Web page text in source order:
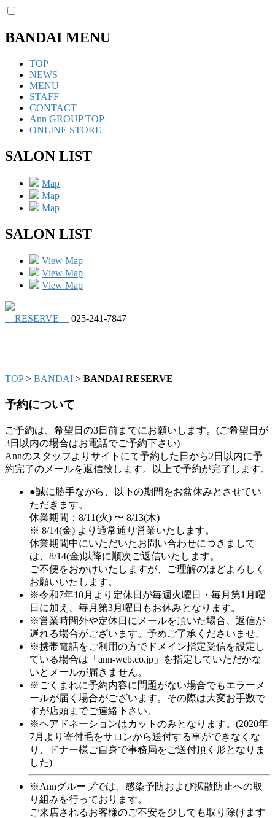
BANDAI MENU
TOP
NEWS
MENU
STAFF
CONTACT
Ann GROUP TOP
ONLINE STORE
SALON LIST
Map
Map
Map
SALON LIST
View Map
View Map
View Map
RESERVE 025-241-7847
TOP> BANDAI > BANDAI RESERVE
予約について
ご予約は、希望日の3日前までにお願いします。(ご希望日が
3日以内の場合はお電話でご予約下さい)
Annのスタッフよりサイトにて予約した日から2日以内に予
約完了のメールを返信致します。以上で予約が完了します。
●誠に勝手ながら、以下の期間をお盆休みとさせてい
ただきます。
休業期間：8/11(火) 〜 8/13(木)
※ 8/14(金) より通常通り営業いたします。
休業期間中にいただいたお問い合わせにつきまして
は、8/14(金)以降に順次ご返信いたします。
ご不便をおかけいたしますが、ご理解のほどよろしく
お願いいたします。
※令和7年10月より定休日が毎週火曜日・毎月第1月曜
日に加え、毎月第3月曜日もお休みとなります。
※営業時間外や定休日にメールを頂いた場合、返信が
遅れる場合がございます。予めご了承くださいませ。
※携帯電話をご利用の方でドメイン指定受信を設定し
ている場合は「ann-web.co.jp」を指定していただかな
いとメールが届きません。
※ごくまれに予約内容に問題がない場合でもエラーメ
ールが届く場合がございます。その際は大変お手数で
すが店頭までご連絡下さい。
※ヘアドネーションはカットのみとなります。(2020年
7月より寄付毛をサロンから送付する事ができなくな
り、ドナー様ご自身で事務局をご送付頂く形となりま
した)
※Annグループでは、感染予防および拡散防止への取
り組みを行っております。
ご来店されるお客様のご不安を少しでも取り除けます